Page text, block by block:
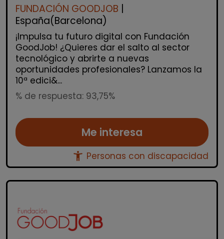
FUNDACIÓN GOODJOB
España(Barcelona)
¡Impulsa tu futuro digital con Fundación
GoodJob! ¿Quieres dar el salto al sector
tecnológico y abrirte a nuevas
oportunidades profesionales? Lanzamos la
10ª edici&...
% de respuesta: 93,75%
Me interesa
accessibility_new Personas con discapacidad